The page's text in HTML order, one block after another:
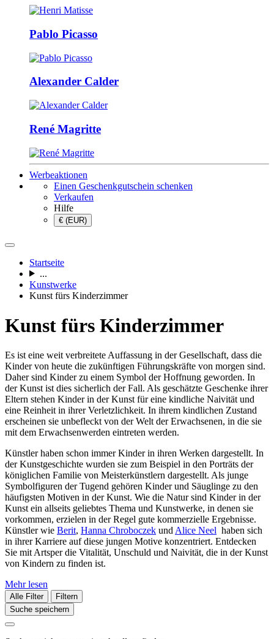
Pablo Picasso
Alexander Calder
René Magritte
Werbeaktionen
Einen Geschenkgutschein schenken
Verkaufen
Hilfe
€ (EUR)
Startseite
...
Kunstwerke
Kunst fürs Kinderzimmer
Kunst fürs Kinderzimmer
Es ist eine weit verbreitete Auffassung in der Gesellschaft, dass die
Kinder von heute die zukünftigen Führungskräfte von morgen sind.
Daher sind Kinder zu einem Symbol der Hoffnung geworden. In
der Kunst ist dies sicherlich der Fall. Als geschätzte Geschenke ihrer
Eltern stehen Kinder in der Kunst für eine kindliche Naivität und
eine Reinheit in ihrer Verletzlichkeit. In ihrem kindlichen Zustand
erscheinen sie unbefleckt von der Welt der Erwachsenen, in die sie
mit dem Erwachsenwerden eintreten werden.
Künstler haben schon immer Kinder in ihren Werken dargestellt. In
der Kunstgeschichte wurden sie zum Beispiel in den Porträts der
königlichen Familie von Meisterkünstlern dargestellt. Als junge
Symbolfiguren der Tugend gehören Kinder und Säuglinge zu den
häufigsten Motiven in der Kunst. Wie die Natur sind Kinder in der
Kunst ein allseits geliebtes Thema und Kunstwerke, in denen sie
vorkommen, erzielen in der Regel gute kommerzielle Ergebnisse.
Künstler wie Berit, Hanna Chroboczek undAlice Neel haben sich
in ihrer Karriere auf diese jungen Motive konzentriert. Entdecken
Sie mit Artsper die Vitalität, Unschuld und Naivität, die in der Kunst
von Kindern zu finden ist.
Mehr lesen
Alle Filter
Filtern
Suche speichern